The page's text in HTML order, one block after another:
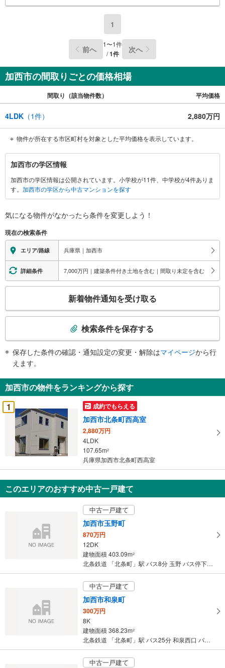
売主である建売会社が責任を持って対応いたします。■各種
提携住宅ローンや金利の安いネットバンクの取り扱いも可
能。ずっと固定のフラット35もご利用いただけます。火災
保険・登記手続き等の事務手続きも専任スタッフが丁寧に
対応いたします。■スマイティをご覧のお客様は右の緑色の
資料請求をクリック頂き（株）ルームズまでお問い合わ
1
前へ 1〜1件
/1件 次へ
加西市の間取りごとの価格相場
間取り（該当物件数） 平均価格
4LDK （1件） 2,880万円
物件が所在する市区町村を対象とした平均価格を表示しています。
加
西
市
に
す
情
報
加西市の学区情報
加西市の学区情報は公開されています。小学校が11件、中学校が4件ありま
す。 加西市の学区から中古マンションを探す
気になる物件がなかったら条件を変更しよう！
現在の検索条件
エリア/路線 兵庫県｜加西市
詳細条件 7,000万円｜建築条件付き土地を含む｜間取り未定を含む
検
知
を
受
け
件
を
マ
新着物件通知を受け取る
検索条件を保存する
保存した条件の確認・通知設定の変更・解除はマイページから行
えます。
加西市の物件をランキングから探す
1
成約でもらえる
加西市北条町西高室
2,880万円
4LDK
107.65m2
兵庫県加西市北条町西高室
このエリアのおすすめ中古一戸建て
中古一戸建て
加西市玉野町
870万円
12DK
建物面積 403.09m2
北条鉄道 「北条町」駅 バス8分 玉野 バス停下車 徒歩6分
中古一戸建て
加西市和泉町
300万円
8K
建物面積 368.23m2
北条鉄道 「北条町」駅 バス25分 和泉西口 バス停下車 徒歩5分
中古一戸建て